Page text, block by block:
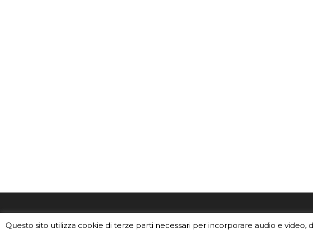
divulgazione dell'INAF,Istituto
Leggi i Crediti.
Questo sito utilizza cookie di terze parti necessari per incorporare audio e